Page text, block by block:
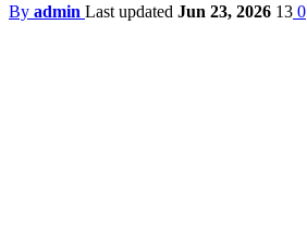
By admin Last updated Jun 23, 2026 13 0